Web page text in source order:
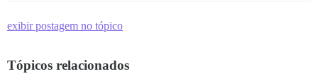
exibir postagem no tópico
Tópicos relacionados